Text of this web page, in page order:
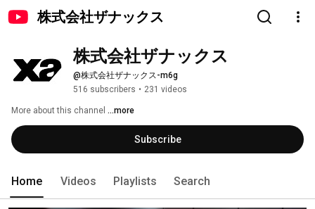
株式会社ザナックス
株式会社ザナックス
@株式会社ザナックス-m6g
516 subscribers • 231 videos
More about this channel ...more
Subscribe
Home Videos Playlists Search